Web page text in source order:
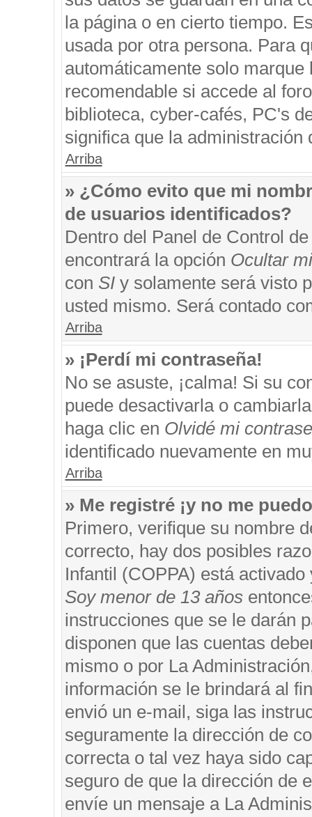
la página o en cierto tiempo.
usada por otra persona. Para
automáticamente solo
recomendable si accede al
biblioteca, cyber-cafés, PC's
significa que la administración
Arriba
» ¿Cómo evito que mi
de usuarios identificados?
Dentro del Panel de Control
encontrará la opción Ocultar
con SIy solamente será visto
usted mismo. Será contado
Arriba
» ¡Perdí mi contraseña!
No se asuste, ¡calma! Si su
puede desactivarla o
haga clic en Olvidé mi
identificado nuevamente en
Arriba
» Me registré ¡y no me
Primero, verifique su nombre
correcto, hay dos posibles
Infantil (COPPA) está
Soy menor de 13 años
instrucciones que se le darán
disponen que las cuentas
mismo o por La
información se le brindará al
envió un e-mail, siga las
seguramente la dirección de
correcta o tal vez haya sido
seguro de que la dirección de
envíe un mensaje a La